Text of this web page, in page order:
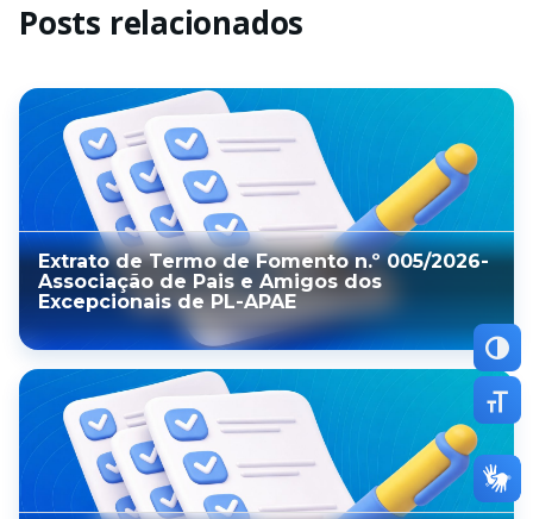
Posts relacionados
Extrato de Termo de Fomento n.º 005/2026-
Associação de Pais e Amigos dos
Excepcionais de PL-APAE